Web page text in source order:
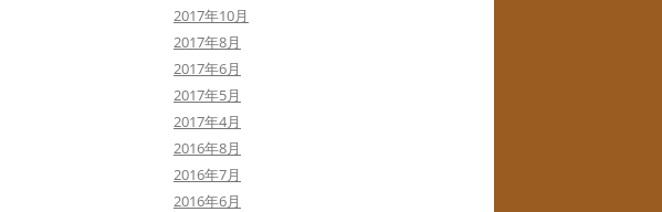
2017年10月
2017年8月
2017年6月
2017年5月
2017年4月
2016年8月
2016年7月
2016年6月